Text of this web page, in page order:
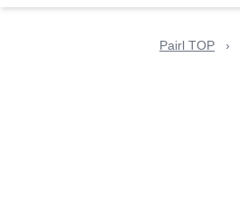
Pairl TOP ›